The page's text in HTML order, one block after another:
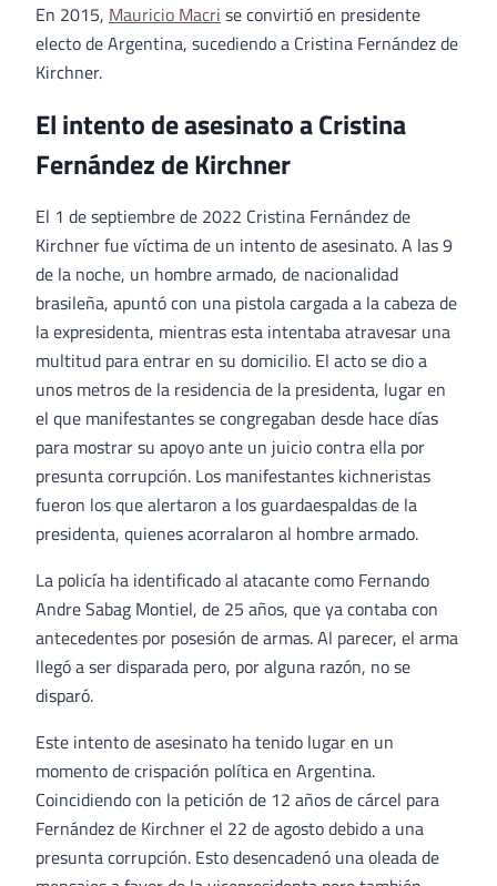
En 2015, Mauricio Macri se convirtió en presidente
electo de Argentina, sucediendo a Cristina Fernández de
Kirchner.
El intento de asesinato a Cristina
Fernández de Kirchner
El 1 de septiembre de 2022 Cristina Fernández de
Kirchner fue víctima de un intento de asesinato. A las 9
de la noche, un hombre armado, de nacionalidad
brasileña, apuntó con una pistola cargada a la cabeza de
la expresidenta, mientras esta intentaba atravesar una
multitud para entrar en su domicilio. El acto se dio a
unos metros de la residencia de la presidenta, lugar en
el que manifestantes se congregaban desde hace días
para mostrar su apoyo ante un juicio contra ella por
presunta corrupción. Los manifestantes kichneristas
fueron los que alertaron a los guardaespaldas de la
presidenta, quienes acorralaron al hombre armado.
La policía ha identificado al atacante como Fernando
Andre Sabag Montiel, de 25 años, que ya contaba con
antecedentes por posesión de armas. Al parecer, el arma
llegó a ser disparada pero, por alguna razón, no se
disparó.
Este intento de asesinato ha tenido lugar en un
momento de crispación política en Argentina.
Coincidiendo con la petición de 12 años de cárcel para
Fernández de Kirchner el 22 de agosto debido a una
presunta corrupción. Esto desencadenó una oleada de